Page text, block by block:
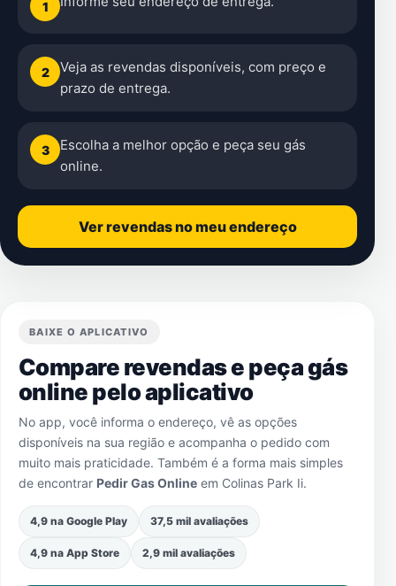
1
2
Veja as revendas disponíveis, com preço e
prazo de entrega.
3
Escolha a melhor opção e peça seu gás
online.
Ver revendas no meu endereço
BAIXE O APLICATIVO
Compare revendas e peça gás
online pelo aplicativo
No app, você informa o endereço, vê as opções
disponíveis na sua região e acompanha o pedido com
muito mais praticidade. Também é a forma mais simples
de encontrar Pedir Gas Online em Colinas Park Ii.
4,9 na Google Play 37,5 mil avaliações
4,9 na App Store 2,9 mil avaliações